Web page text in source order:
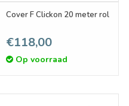
Cover F Clickon 20 meter rol
€118,00
Op voorraad